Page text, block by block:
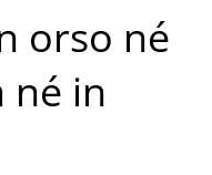
orso né
né in